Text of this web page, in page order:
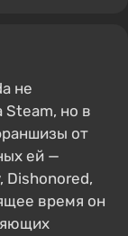
не
Steam, но в
от
ей —
Dishonored,
время он